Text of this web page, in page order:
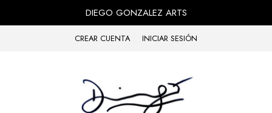
DIEGO GONZALEZ ARTS
CREAR CUENTA INICIAR SESIÓN